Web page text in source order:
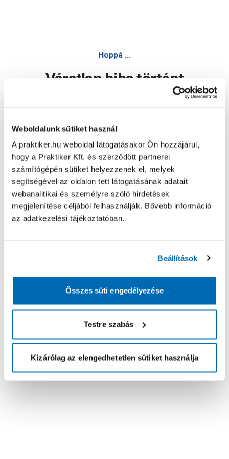
Weboldalunk sütiket használ
A praktiker.hu weboldal látogatásakor Ön hozzájárul,
hogy a Praktiker Kft. és szerződött partnerei
számítógépén sütiket helyezzenek el, melyek
segítségével az oldalon tett látogatásának adatait
webanalitikai és személyre szóló hirdetések
megjelenítése céljából felhasználják. Bővebb információ
az adatkezelési tájékoztatóban.
Beállítások
Összes süti engedélyezése
Testre szabás
Kizárólag az elengedhetetlen sütiket használja
Hoppá ...
Váratlan hiba történt
Oldal újratöltése